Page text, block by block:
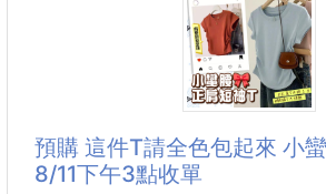
🌀 卡扣式設計：穿心即鎖牢，超穩超
💪 高強度耐用材質：不易脆裂，戶外/
※廠商控價…零售價不可低於$129
網紅只要飛去杜拜，幾乎人手一條
MOMO杜拜巧克力第一名-破千條好
🍰杜拜空運-VIGO杜拜開心果巧克力
預購 這件T請全色包起來 小
8/11下午3點收單